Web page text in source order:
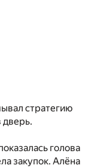
стратегию
дверь.
голова
закупок. Алёна